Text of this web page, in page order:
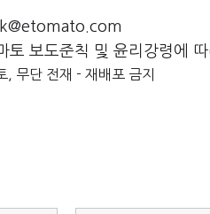
토 보도준칙 및 윤리강령에
무단 전재 - 재배포 금지